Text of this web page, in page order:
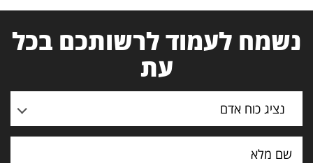
נשמח לעמוד לרשותכם בכל
עת
נציג כוח אדם